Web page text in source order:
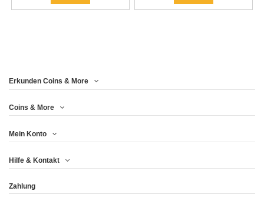
Erkunden Coins & More
Coins & More
Mein Konto
Hilfe & Kontakt
Zahlung